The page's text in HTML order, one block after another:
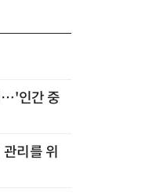
…'인간 중
리를 위